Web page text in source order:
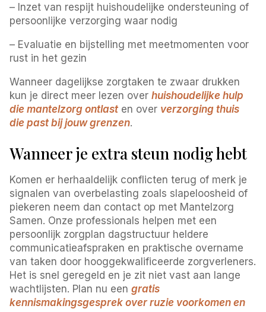
– Inzet van respijt huishoudelijke ondersteuning of
persoonlijke verzorging waar nodig
– Evaluatie en bijstelling met meetmomenten voor
rust in het gezin
Wanneer dagelijkse zorgtaken te zwaar drukken
kun je direct meer lezen overhuishoudelijke hulp
die mantelzorg ontlasten over verzorging thuis
die past bij jouw grenzen.
Wanneer je extra steun nodig hebt
Komen er herhaaldelijk conflicten terug of merk je
signalen van overbelasting zoals slapeloosheid of
piekeren neem dan contact op met Mantelzorg
Samen. Onze professionals helpen met een
persoonlijk zorgplan dagstructuur heldere
communicatieafspraken en praktische overname
van taken door hooggekwalificeerde zorgverleners.
Het is snel geregeld en je zit niet vast aan lange
wachtlijsten. Plan nu eengratis
kennismakingsgesprek over ruzie voorkomen en